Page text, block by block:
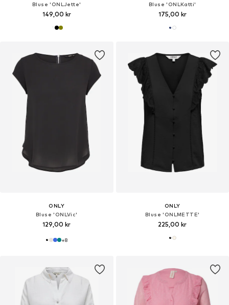
Bluse 'ONLJette'
149,00 kr
Bluse 'ONLKatti'
175,00 kr
ONLY
Bluse 'ONLVic'
129,00 kr
+8
ONLY
Bluse 'ONLMETTE'
225,00 kr